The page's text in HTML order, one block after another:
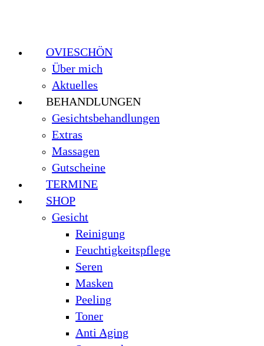
OVIESCHÖN
Über mich
Aktuelles
BEHANDLUNGEN
Gesichtsbehandlungen
Extras
Massagen
Gutscheine
TERMINE
SHOP
Gesicht
Reinigung
Feuchtigkeitspflege
Seren
Masken
Peeling
Toner
Anti Aging